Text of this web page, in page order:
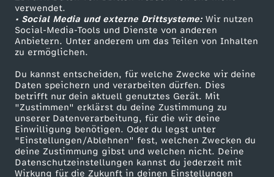
verwendet.
• Social Media und externe Drittsysteme:Wir nutzen
Social-Media-Tools und Dienste von anderen
Anbietern. Unter anderem um das Teilen von Inhalten
zu ermöglichen.
Du kannst entscheiden, für welche Zwecke wir deine
Daten speichern und verarbeiten dürfen. Dies
betrifft nur dein aktuell genutztes Gerät. Mit
"Zustimmen" erklärst du deine Zustimmung zu
unserer Datenverarbeitung, für die wir deine
Einwilligung benötigen. Oder du legst unter
"Einstellungen/Ablehnen" fest, welchen Zwecken du
deine Zustimmung gibst und welchen nicht. Deine
Datenschutzeinstellungen kannst du jederzeit mit
Wirkung für die Zukunft in deinen Einstellungen
r
c
h
t
e
E
i
n
z
e
d
i
e
t
ä
g
m
i
l
i
e
v
.
.
.
U
n
g
e
l
d
o
k
u
l
i
z
e
i
f
s
t
L
e
b
e
z
i
a
l
e
r
v
i
e
w
a
c
h
e
n
!
i
d
e
t
o
-
i
t
S
ZDF Unternehmen
Karriere
ZDF goes Schule
Werbefernsehen
Mainzelmännchen